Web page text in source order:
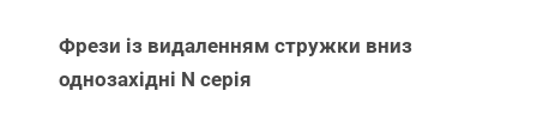
Фрези із видаленням стружки вниз
однозахідні N серія